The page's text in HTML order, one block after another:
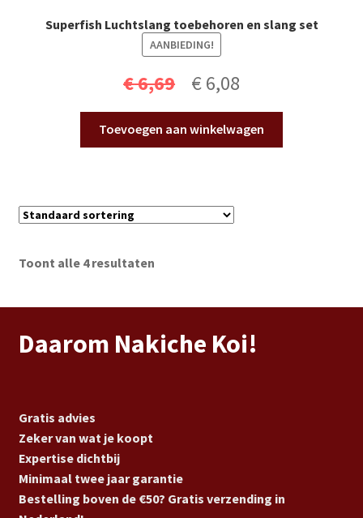
Superfish Luchtslang toebehoren en slang set
AANBIEDING!
€6,69
Oorspronkelijke
prijs
was:
€6,08Huidige
prijs
is:
Toevoegen aan winkelwagen
Toont alle 4 resultaten
Daarom Nakiche Koi!
Gratis advies
Zeker van wat je koopt
Expertise dichtbij
Minimaal twee jaar garantie
Bestelling boven de €50? Gratis verzending in